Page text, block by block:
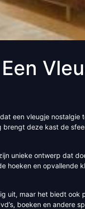
een vleugje nostalgie
deze kast de
unieke ontwerp dat
hoeken en opvallende
uit, maar het biedt ook
boeken en andere